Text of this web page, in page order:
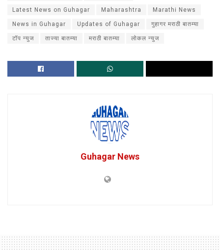
Latest News on Guhagar Maharashtra Marathi News
News in Guhagar Updates of Guhagar गुहागर मराठी बातम्या
टॉप न्युज ताज्या बातम्या मराठी बातम्या लोकल न्युज
Guhagar News